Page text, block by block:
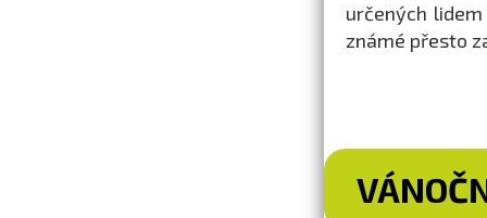
určených
známé přesto